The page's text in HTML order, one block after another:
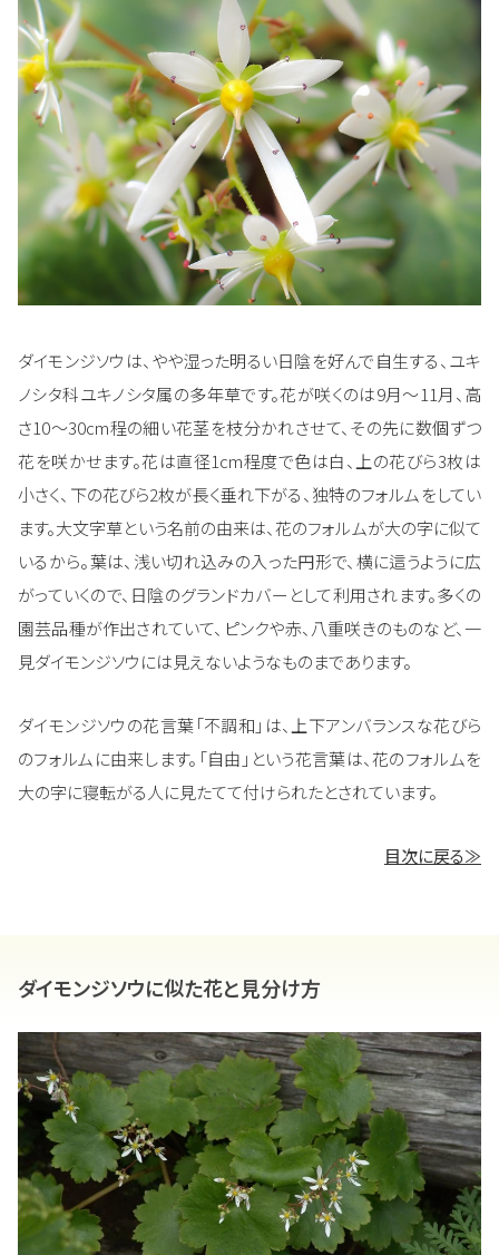
ダイモンジソウは、やや湿った明るい日陰を好んで自生する、ユキ
ノシタ科ユキノシタ属の多年草です。花が咲くのは9月～11月、高
さ10～30cm程の細い花茎を枝分かれさせて、その先に数個ずつ
花を咲かせます。花は直径1cm程度で色は白、上の花びら3枚は
小さく、下の花びら2枚が長く垂れ下がる、独特のフォルムをしてい
ます。大文字草という名前の由来は、花のフォルムが大の字に似て
いるから。葉は、浅い切れ込みの入った円形で、横に這うように広
がっていくので、日陰のグランドカバーとして利用されます。多くの
園芸品種が作出されていて、ピンクや赤、八重咲きのものなど、一
見ダイモンジソウには見えないようなものまであります。
ダイモンジソウの花言葉「不調和」は、上下アンバランスな花びら
のフォルムに由来します。「自由」という花言葉は、花のフォルムを
大の字に寝転がる人に見たてて付けられたとされています。
目次に戻る≫
ダイモンジソウに似た花と見分け方